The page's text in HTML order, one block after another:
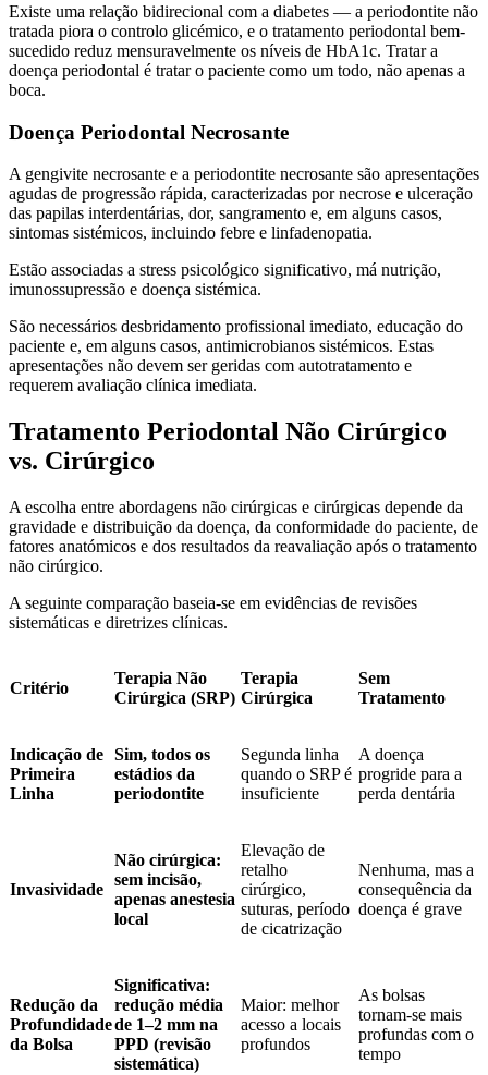
Existe uma relação bidirecional com a diabetes — a periodontite não
tratada piora o controlo glicémico, e o tratamento periodontal bem-
sucedido reduz mensuravelmente os níveis de HbA1c. Tratar a
doença periodontal é tratar o paciente como um todo, não apenas a
boca.
Doença Periodontal Necrosante
A gengivite necrosante e a periodontite necrosante são apresentações
agudas de progressão rápida, caracterizadas por necrose e ulceração
das papilas interdentárias, dor, sangramento e, em alguns casos,
sintomas sistémicos, incluindo febre e linfadenopatia.
Estão associadas a stress psicológico significativo, má nutrição,
imunossupressão e doença sistémica.
São necessários desbridamento profissional imediato, educação do
paciente e, em alguns casos, antimicrobianos sistémicos. Estas
apresentações não devem ser geridas com autotratamento e
requerem avaliação clínica imediata.
Tratamento Periodontal Não Cirúrgico
vs. Cirúrgico
A escolha entre abordagens não cirúrgicas e cirúrgicas depende da
gravidade e distribuição da doença, da conformidade do paciente, de
fatores anatómicos e dos resultados da reavaliação após o tratamento
não cirúrgico.
A seguinte comparação baseia-se em evidências de revisões
sistemáticas e diretrizes clínicas.
Critério
Terapia Não
Cirúrgica (SRP)
Terapia
Cirúrgica
Sem
Tratamento
Indicação de
Primeira
Linha
Sim, todos os
estádios da
periodontite
Segunda linha
quando o SRP é
insuficiente
A doença
progride para a
perda dentária
Invasividade
Não cirúrgica:
sem incisão,
apenas anestesia
local
Elevação de
retalho
cirúrgico,
suturas, período
de cicatrização
Nenhuma, mas a
consequência da
doença é grave
Redução da
Profundidade
da Bolsa
Significativa:
redução média
de 1–2 mm na
PPD (revisão
sistemática)
Maior: melhor
acesso a locais
profundos
As bolsas
tornam-se mais
profundas com o
tempo